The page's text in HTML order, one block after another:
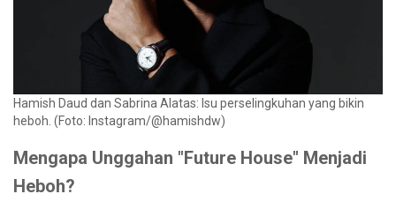
Hamish Daud dan Sabrina Alatas: Isu perselingkuhan yang bikin
heboh. (Foto: Instagram/@hamishdw)
Mengapa Unggahan "Future House" Menjadi
Heboh?